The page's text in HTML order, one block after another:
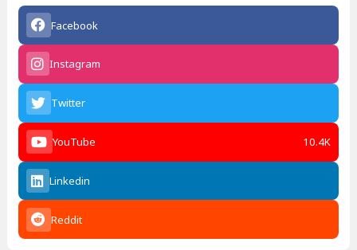
Facebook
Instagram
Twitter
YouTube 10.4K
Linkedin
Reddit